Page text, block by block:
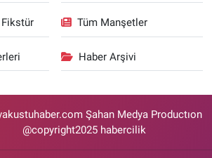
Fikstür Tüm Manşetler
Haber Arşivi
Şahan Medya Productıon
@copyright2025 habercilik